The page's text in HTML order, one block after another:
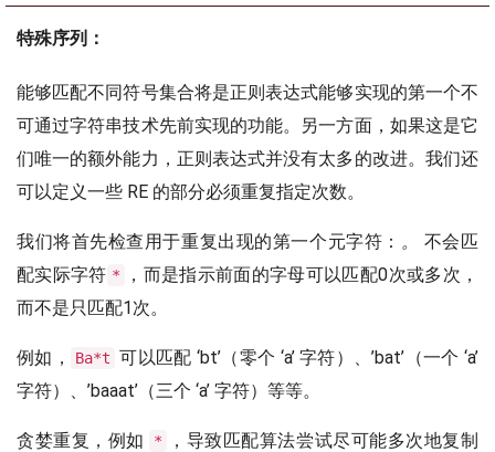
特殊序列：
能够匹配不同符号集合将是正则表达式能够实现的第一个不
可通过字符串技术先前实现的功能。另一方面，如果这是它
们唯一的额外能力，正则表达式并没有太多的改进。我们还
可以定义一些 RE 的部分必须重复指定次数。
我们将首先检查用于重复出现的第一个元字符： 。
不会匹
配实际字符 *
，而是指示前面的字母可以匹配0次或多次，
而不是只匹配1次。
例如， Ba*t 可以匹配 ‘bt’（零个 ‘a’ 字符）、’bat’（一个 ‘a’
字符）、’baaat’（三个 ‘a’ 字符）等等。
贪婪重复，例如 *
，导致匹配算法尝试尽可能多次地复制